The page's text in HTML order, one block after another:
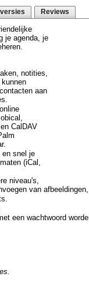
Reviews
je agenda, je
notities,
aan
CalDAV
en snel je
(iCal,
niveau's,
van
een wachtwoord